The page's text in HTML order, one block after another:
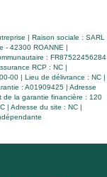
| Raison sociale : SARL
- 42300 ROANNE |
: FR87522456284
RCP : NC |
00 | Lieu de délivrance : NC |
: A01909425 | Adresse
de la garantie financière : 120
| Adresse du site : NC |